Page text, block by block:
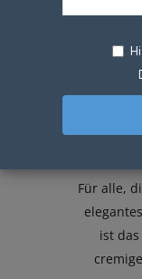
Für alle,
ist